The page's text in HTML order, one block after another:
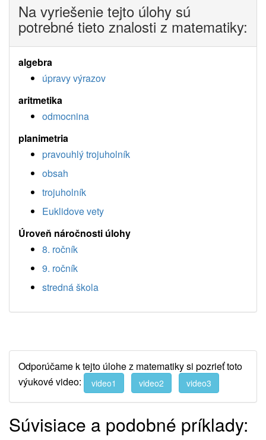
Na vyriešenie tejto úlohy sú
potrebné tieto znalosti z matematiky:
algebra
úpravy výrazov
aritmetika
odmocnina
planimetria
pravouhlý trojuholník
obsah
trojuholník
Euklidove vety
Úroveň náročnosti úlohy
8. ročník
9. ročník
stredná škola
Odporúčame k tejto úlohe z matematiky si pozrieť toto
výukové video:
video1 video2 video3
Súvisiace a podobné príklady: